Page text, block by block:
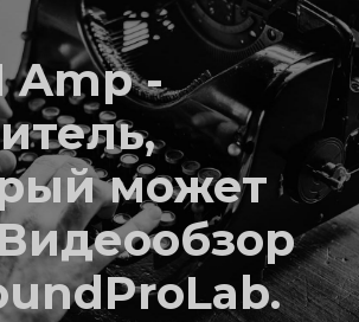
Amp -
может